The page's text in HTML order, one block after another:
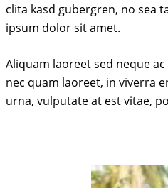
clita kasd gubergren, no sea
ipsum dolor sit amet.
Aliquam laoreet sed neque
nec quam laoreet, in viverra
urna, vulputate at est vitae,